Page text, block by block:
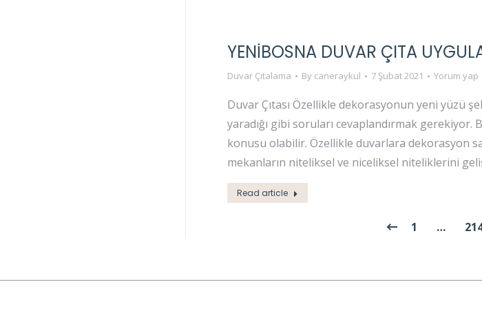
YENIBOSNA DUVAR ÇITA
Duvar Çıtalama By caneraykul 7 Şubat 2021 Yorum yap
Duvar Çıtası Özellikle dekorasyonun yeni yüzü
yaradığı gibi soruları cevaplandırmak
konusu olabilir. Özellikle duvarlara dekorasyon
mekanların niteliksel ve niceliksel niteliklerini
Read article
1 …